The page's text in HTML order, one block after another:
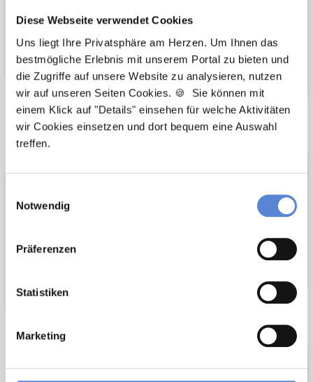
Diese Webseite verwendet Cookies
Uns liegt Ihre Privatsphäre am Herzen. Um Ihnen das
bestmögliche Erlebnis mit unserem Portal zu bieten und
die Zugriffe auf unsere Website zu analysieren, nutzen
wir auf unseren Seiten Cookies. 🍪 Sie können mit
einem Klick auf "Details" einsehen für welche Aktivitäten
wir Cookies einsetzen und dort bequem eine Auswahl
treffen.
Notwendig
Präferenzen
Statistiken
Marketing
Wir pflanzen
Wir fördern